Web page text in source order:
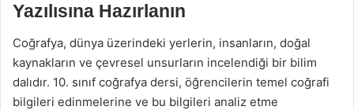
Yazılısına Hazırlanın
Coğrafya, dünya üzerindeki yerlerin, insanların, doğal
kaynakların ve çevresel unsurların incelendiği bir bilim
dalıdır. 10. sınıf coğrafya dersi, öğrencilerin temel coğrafi
bilgileri edinmelerine ve bu bilgileri analiz etme